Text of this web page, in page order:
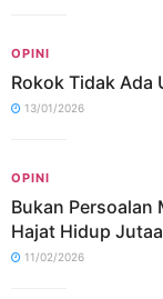
OPINI
Rokok Tidak Ada
13/01/2026
OPINI
Bukan Persoalan
Hajat Hidup
11/02/2026